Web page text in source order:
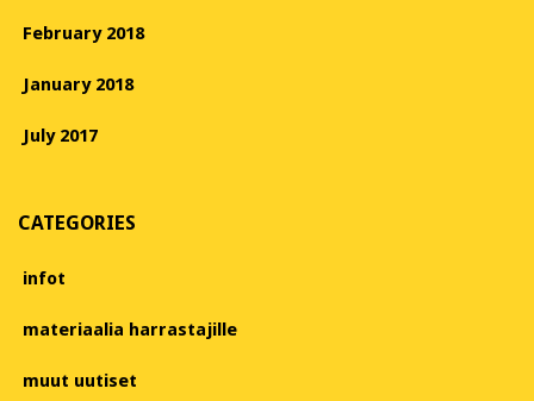
February 2018
January 2018
July 2017
CATEGORIES
infot
materiaalia harrastajille
muut uutiset